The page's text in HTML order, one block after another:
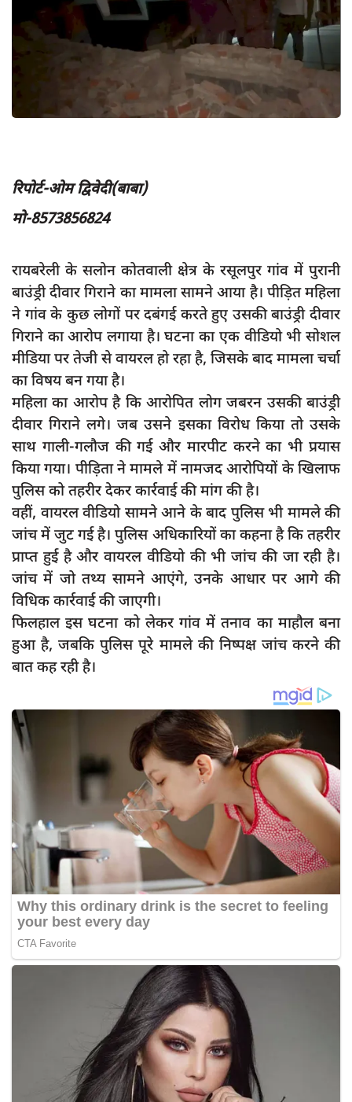
App verify
समस्या
स्वास्थ्य
साक्षात्कार
खेल
latest
प्रशासनिक
दुर्घटना
editors-pick
other
Login
Register
English
रिपोर्ट-ओम द्विवेदी(बाबा)
मो-8573856824
रायबरेली के सलोन कोतवाली क्षेत्र के रसूलपुर गांव में पुरानी
बाउंड्री दीवार गिराने का मामला सामने आया है। पीड़ित महिला
ने गांव के कुछ लोगों पर दबंगई करते हुए उसकी बाउंड्री दीवार
गिराने का आरोप लगाया है। घटना का एक वीडियो भी सोशल
मीडिया पर तेजी से वायरल हो रहा है, जिसके बाद मामला चर्चा
का विषय बन गया है।
महिला का आरोप है कि आरोपित लोग जबरन उसकी बाउंड्री
दीवार गिराने लगे। जब उसने इसका विरोध किया तो उसके
साथ गाली-गलौज की गई और मारपीट करने का भी प्रयास
किया गया। पीड़िता ने मामले में नामजद आरोपियों के खिलाफ
पुलिस को तहरीर देकर कार्रवाई की मांग की है।
वहीं, वायरल वीडियो सामने आने के बाद पुलिस भी मामले की
जांच में जुट गई है। पुलिस अधिकारियों का कहना है कि तहरीर
प्राप्त हुई है और वायरल वीडियो की भी जांच की जा रही है।
जांच में जो तथ्य सामने आएंगे, उनके आधार पर आगे की
विधिक कार्रवाई की जाएगी।
फिलहाल इस घटना को लेकर गांव में तनाव का माहौल बना
हुआ है, जबकि पुलिस पूरे मामले की निष्पक्ष जांच करने की
बात कह रही है।